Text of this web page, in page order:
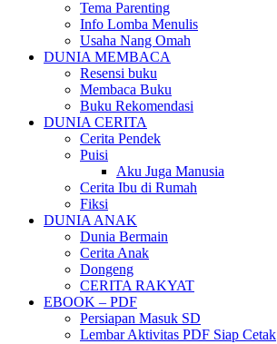
Tema Parenting
Info Lomba Menulis
Usaha Nang Omah
DUNIA MEMBACA
Resensi buku
Membaca Buku
Buku Rekomendasi
DUNIA CERITA
Cerita Pendek
Puisi
Aku Juga Manusia
Cerita Ibu di Rumah
Fiksi
DUNIA ANAK
Dunia Bermain
Cerita Anak
Dongeng
CERITA RAKYAT
EBOOK – PDF
Persiapan Masuk SD
Lembar Aktivitas PDF Siap Cetak